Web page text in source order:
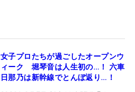
女子プロたちが過ごしたオープンウ
ィーク 堀琴音は人生初の…！ 六車
日那乃は新幹線でとんぼ返り…！